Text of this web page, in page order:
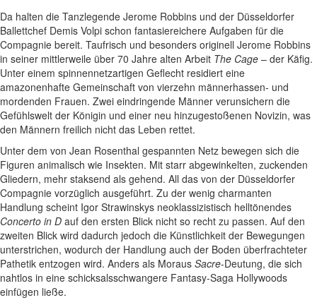
Da halten die Tanzlegende Jerome Robbins und der Düsseldorfer
Ballettchef Demis Volpi schon fantasiereichere Aufgaben für die
Compagnie bereit. Taufrisch und besonders originell Jerome Robbins
in seiner mittlerweile über 70 Jahre alten Arbeit The Cage – der Käfig.
Unter einem spinnennetzartigen Geflecht residiert eine
amazonenhafte Gemeinschaft von vierzehn männerhassen- und
mordenden Frauen. Zwei eindringende Männer verunsichern die
Gefühlswelt der Königin und einer neu hinzugestoßenen Novizin, was
den Männern freilich nicht das Leben rettet.
Unter dem von Jean Rosenthal gespannten Netz bewegen sich die
Figuren animalisch wie Insekten. Mit starr abgewinkelten, zuckenden
Gliedern, mehr staksend als gehend. All das von der Düsseldorfer
Compagnie vorzüglich ausgeführt. Zu der wenig charmanten
Handlung scheint Igor Strawinskys neoklassizistisch helltönendes
Concerto in D auf den ersten Blick nicht so recht zu passen. Auf den
zweiten Blick wird dadurch jedoch die Künstlichkeit der Bewegungen
unterstrichen, wodurch der Handlung auch der Boden überfrachteter
Pathetik entzogen wird. Anders als Moraus Sacre-Deutung, die sich
nahtlos in eine schicksalsschwangere Fantasy-Saga Hollywoods
einfügen ließe.